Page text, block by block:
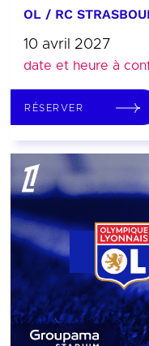
OL / RC
10 avril 2027
date et heure à
RÉSERVER